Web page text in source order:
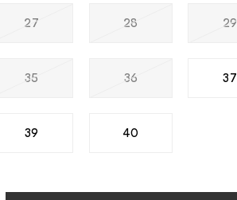
27 28 29
35 36 37
39 40